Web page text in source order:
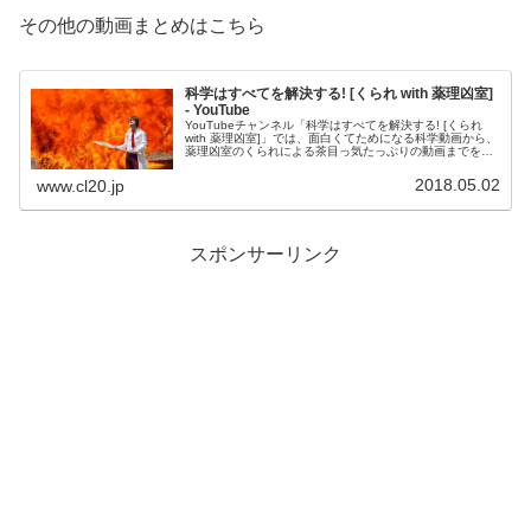
その他の動画まとめはこちら
科学はすべてを解決する! [くられ with 薬理凶室]
- YouTube
YouTubeチャンネル「科学はすべてを解決する! [くられ
with 薬理凶室]」では、面白くてためになる科学動画から、
薬理凶室のくられによる茶目っ気たっぷりの動画までを配
www.cl20.jp 2018.05.02
スポンサーリンク